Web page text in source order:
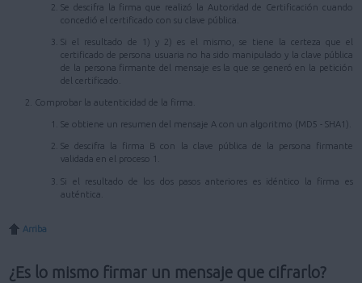
Se descifra la firma que realizó la Autoridad de Certificación cuando
concedió el certificado con su clave pública.
Si el resultado de 1) y 2) es el mismo, se tiene la certeza que el
certificado de persona usuaria no ha sido manipulado y la clave pública
de la persona firmante del mensaje es la que se generó en la petición
del certificado.
Comprobar la autenticidad de la firma.
Se obtiene un resumen del mensaje A con un algoritmo (MD5 - SHA1).
Se descifra la firma B con la clave pública de la persona firmante
validada en el proceso 1.
Si el resultado de los dos pasos anteriores es idéntico la firma es
auténtica.
Arriba
¿Es lo mismo firmar un mensaje que cifrarlo?